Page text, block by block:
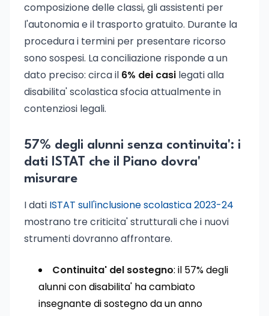
composizione delle classi, gli assistenti per
l'autonomia e il trasporto gratuito. Durante la
procedura i termini per presentare ricorso
sono sospesi. La conciliazione risponde a un
dato preciso: circa il 6% dei casi legati alla
disabilita' scolastica sfocia attualmente in
contenziosi legali.
57% degli alunni senza continuita': i
dati ISTAT che il Piano dovra'
misurare
I dati ISTAT sull'inclusione scolastica 2023-24
mostrano tre criticita' strutturali che i nuovi
strumenti dovranno affrontare.
Continuita' del sostegno: il 57% degli
alunni con disabilita' ha cambiato
insegnante di sostegno da un anno